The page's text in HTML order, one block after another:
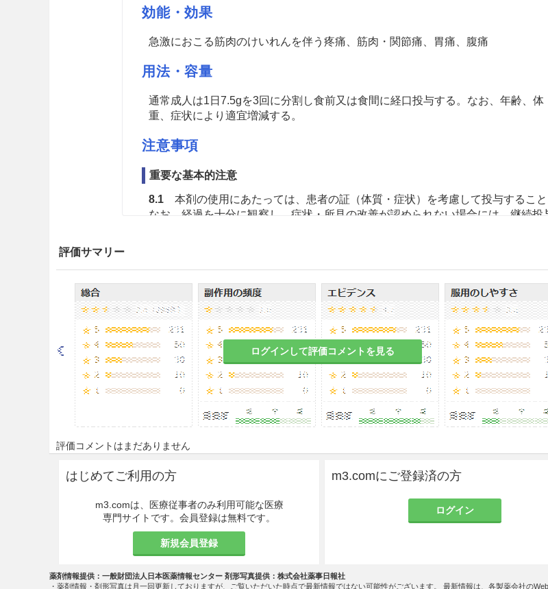
効能・効果
急激におこる筋肉のけいれんを伴う疼痛、筋肉・関節痛、胃痛、腹痛
用法・容量
通常成人は1日7.5gを3回に分割し食前又は食間に経口投与する。なお、年齢、体
重、症状により適宜増減する。
注意事項
重要な基本的注意
8.1本剤の使用にあたっては、患者の証（体質・症状）を考慮して投与すること
なお、経過を十分に観察し、症状・所見の改善が認められない場合には、継続投
すること。［10.2、11.1.2、11.1.4参照］
他の漢方製剤等を併用する場合は、含有生薬の重複に注意すること。
慎重投与
9.5 妊婦
妊婦又は妊娠している可能性のある女性には、治療上の有益性が危険性を上回る
と判断される場合にのみ投与すること。
9.6 授乳婦
治療上の有益性及び母乳栄養の有益性を考慮し、授乳の継続又は中止を検討す
こと。
9.7 小児等
小児等を対象とした臨床試験は実施していない。
9.8 高齢者
評価サマリー
ログインして評価コメントを見る
評価コメントはまだありません
はじめてご利用の方
m3.comは、医療従事者のみ利用可能な医療
専門サイトです。会員登録は無料です。
新規会員登録
m3.comにご登録済の方
ログイン
薬剤情報提供：一般財団法人日本医薬情報センター 剤形写真提供：株式会社薬事日報社
・薬剤情報・剤形写真は月一回更新しておりますが、ご覧いただいた時点で最新情報ではない可能性がございます。 最新情報は、各製薬会社の